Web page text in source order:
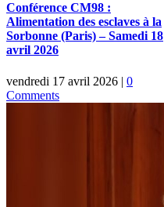
Conférence CM98 :
Alimentation des esclaves à la
Sorbonne (Paris) – Samedi 18
avril 2026
vendredi 17 avril 2026 | 0
Comments